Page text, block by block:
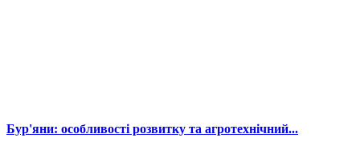
Бур'яни: особливості розвитку та агротехнічний...